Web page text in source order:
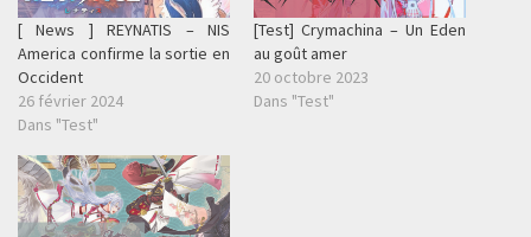
[ News ] REYNATIS – NIS
America confirme la sortie en
Occident
26 février 2024
Dans "Test"
[Test] Crymachina – Un Eden
au goût amer
20 octobre 2023
Dans "Test"